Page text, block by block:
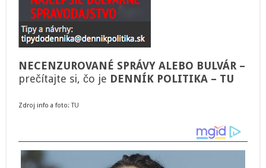
NECENZUROVANÉ SPRÁVY ALEBO BULVÁR –
prečítajte si, čo je DENNÍK POLITIKA – TU
Zdroj info a foto:TU